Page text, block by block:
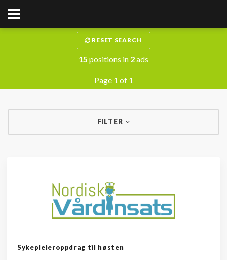
RESET SEARCH
15 positions in 2ads
Page 1 of 1
FILTER
Sykepleieroppdrag til høsten